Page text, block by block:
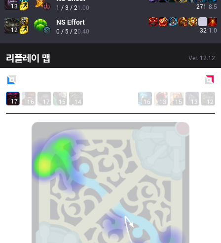
13 1 / 3 / 21.00 271 8.5
12
NS Effort
0 / 5 / 20.40 32 1.0
리플레이 맵 Ver. 12.12
17 16 17 15 14 16 13 15 13 12